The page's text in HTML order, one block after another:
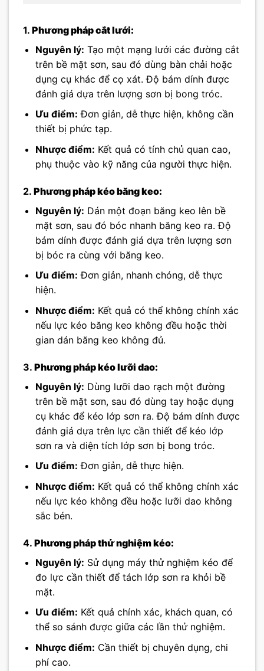
1. Phương pháp cắt lưới:
Nguyên lý: Tạo một mạng lưới các đường cắt
trên bề mặt sơn, sau đó dùng bàn chải hoặc
dụng cụ khác để cọ xát. Độ bám dính được
đánh giá dựa trên lượng sơn bị bong tróc.
Ưu điểm: Đơn giản, dễ thực hiện, không cần
thiết bị phức tạp.
Nhược điểm: Kết quả có tính chủ quan cao,
phụ thuộc vào kỹ năng của người thực hiện.
2. Phương pháp kéo băng keo:
Nguyên lý: Dán một đoạn băng keo lên bề
mặt sơn, sau đó bóc nhanh băng keo ra. Độ
bám dính được đánh giá dựa trên lượng sơn
bị bóc ra cùng với băng keo.
Ưu điểm: Đơn giản, nhanh chóng, dễ thực
hiện.
Nhược điểm: Kết quả có thể không chính xác
nếu lực kéo băng keo không đều hoặc thời
gian dán băng keo không đủ.
3. Phương pháp kéo lưỡi dao:
Nguyên lý: Dùng lưỡi dao rạch một đường
trên bề mặt sơn, sau đó dùng tay hoặc dụng
cụ khác để kéo lớp sơn ra. Độ bám dính được
đánh giá dựa trên lực cần thiết để kéo lớp
sơn ra và diện tích lớp sơn bị bong tróc.
Ưu điểm: Đơn giản, dễ thực hiện.
Nhược điểm: Kết quả có thể không chính xác
nếu lực kéo không đều hoặc lưỡi dao không
sắc bén.
4. Phương pháp thử nghiệm kéo:
Nguyên lý: Sử dụng máy thử nghiệm kéo để
đo lực cần thiết để tách lớp sơn ra khỏi bề
mặt.
Ưu điểm: Kết quả chính xác, khách quan, có
thể so sánh được giữa các lần thử nghiệm.
Nhược điểm: Cần thiết bị chuyên dụng, chi
phí cao.